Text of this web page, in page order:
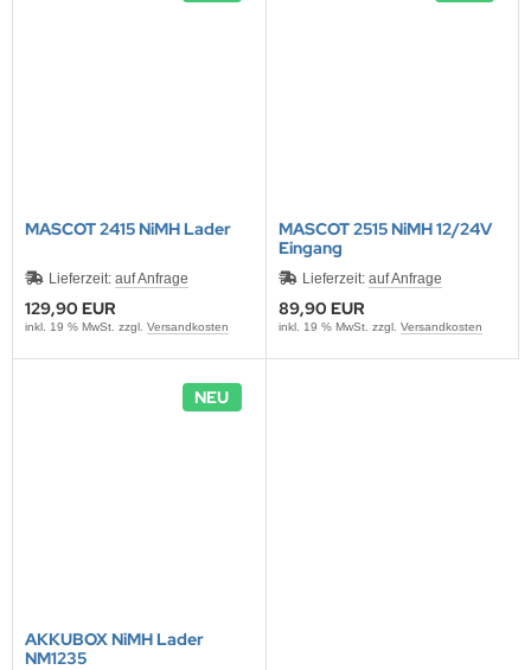
MASCOT 2415 NiMH Lader
Lieferzeit: auf Anfrage
129,90 EUR
inkl. 19 % MwSt. zzgl. Versandkosten
MASCOT 2515 NiMH 12/24V
Eingang
Lieferzeit: auf Anfrage
89,90 EUR
inkl. 19 % MwSt. zzgl. Versandkosten
NEU
AKKUBOX NiMH Lader
NM1235